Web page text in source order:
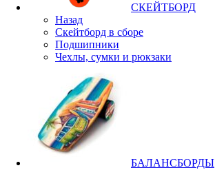
СКЕЙТБОРД
Назад
Скейтборд в сборе
Подшипники
Чехлы, сумки и рюкзаки
БАЛАНСБОРДЫ